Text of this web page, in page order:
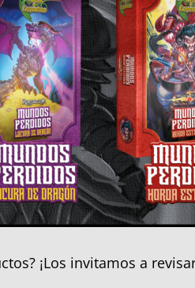
¡Los invitamos a